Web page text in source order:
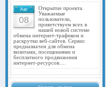
Авг
08
Открытие проекта.
Уважаемые
пользователи,
приветствуем всех в
нашей новой системе
обмена интернет-трафиком и
раскрутки веб-сайтов. Сервис
предназначен для обмена
визитами, посещениями и
бесплатного продвижения
интернет-ресурсов.…